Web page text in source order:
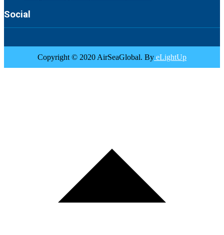
Social
Copyright © 2020 AirSeaGlobal. By eLightUp